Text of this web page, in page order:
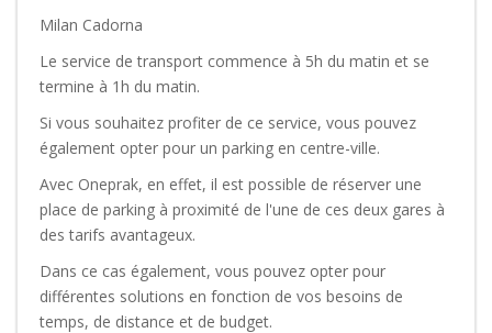
Milan Cadorna
Le service de transport commence à 5h du matin et se
termine à 1h du matin.
Si vous souhaitez profiter de ce service, vous pouvez
également opter pour un parking en centre-ville.
Avec Oneprak, en effet, il est possible de réserver une
place de parking à proximité de l'une de ces deux gares à
des tarifs avantageux.
Dans ce cas également, vous pouvez opter pour
différentes solutions en fonction de vos besoins de
temps, de distance et de budget.